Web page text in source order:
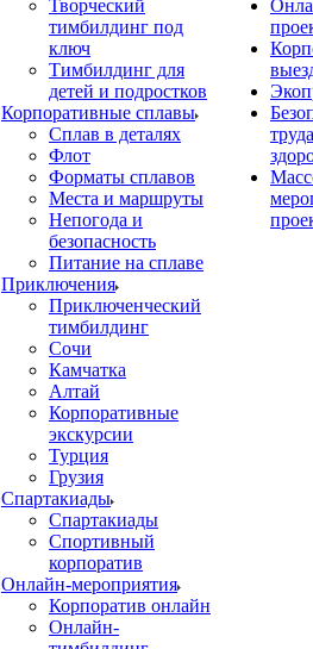
Творческий
тимбилдинг под
ключ
Тимбилдинг для
детей и подростков
Корпоративные сплавы
Сплав в деталях
Флот
Форматы сплавов
Места и маршруты
Непогода и
безопасность
Питание на сплаве
Приключения
Приключенческий
тимбилдинг
Сочи
Камчатка
Алтай
Корпоративные
экскурсии
Турция
Грузия
Спартакиады
Спартакиады
Спортивный
корпоратив
Онлайн-мероприятия
Корпоратив онлайн
Онлайн-